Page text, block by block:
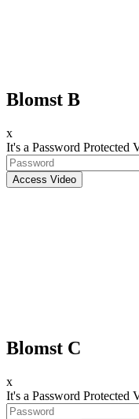
Blomst B
x
It's a Password Protected
Blomst C
x
It's a Password Protected